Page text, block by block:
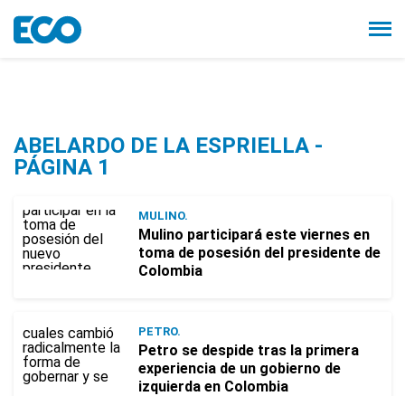
ABELARDO DE LA ESPRIELLA -
PÁGINA 1
MULINO.
Mulino participará este viernes en
toma de posesión del presidente de
Colombia
PETRO.
Petro se despide tras la primera
experiencia de un gobierno de
izquierda en Colombia